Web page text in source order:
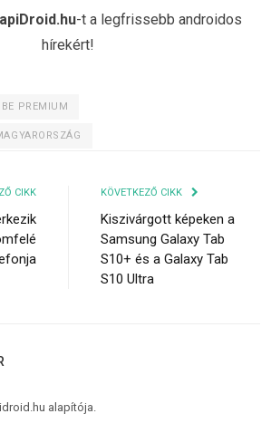
-t a legfrissebb androidos
hírekért!
PREMIUM
CIKK KÖVETKEZŐ CIKK
Kiszivárgott képeken a
Samsung Galaxy Tab
S10+ és a Galaxy Tab
S10 Ultra
alapítója.